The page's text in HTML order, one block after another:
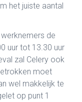
het juiste aantal
de
uur tot 13.30 uur
zal Celery ook
moet
wel makkelijk te
op punt 1